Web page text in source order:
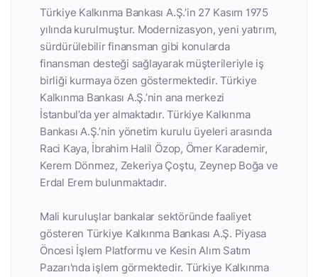
Türkiye Kalkınma Bankası A.Ş.’in 27 Kasım 1975
yılında kurulmuştur. Modernizasyon, yeni yatırım,
sürdürülebilir finansman gibi konularda
finansman desteği sağlayarak müşterileriyle iş
birliği kurmaya özen göstermektedir. Türkiye
Kalkınma Bankası A.Ş.’nin ana merkezi
İstanbul’da yer almaktadır. Türkiye Kalkınma
Bankası A.Ş.’nin yönetim kurulu üyeleri arasında
Raci Kaya, İbrahim Halil Özop, Ömer Karademir,
Kerem Dönmez, Zekeriya Çoştu, Zeynep Boğa ve
Erdal Erem bulunmaktadır.
Mali kuruluşlar bankalar sektöründe faaliyet
gösteren Türkiye Kalkınma Bankası A.Ş. Piyasa
Öncesi İşlem Platformu ve Kesin Alım Satım
Pazarı'nda işlem görmektedir. Türkiye Kalkınma